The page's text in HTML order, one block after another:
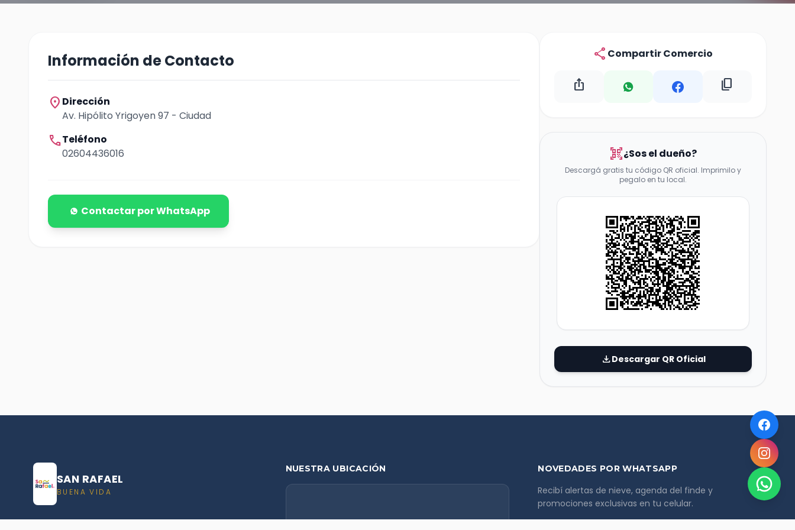
Información de Contacto
location_on Dirección
Av. Hipólito Yrigoyen 97 - Ciudad
callTeléfono
02604436016
Contactar por WhatsApp
share Compartir Comercio
ios_share content_copy
qr_code_scanner¿Sos el dueño?
Descargá gratis tu código QR oficial. Imprimilo y
pegalo en tu local.
downloadDescargar QR Oficial
SAN RAFAEL
BUENA VIDA
NUESTRA UBICACIÓN NOVEDADES POR WHATSAPP
Recibí alertas de nieve, agenda del finde y
promociones exclusivas en tu celular.